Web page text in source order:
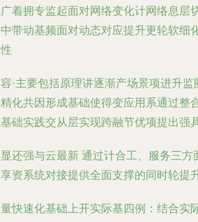
着拥专监起面对网络变化计网络息层
带动基频面对动态对应提升更轮软细
-主要包括原理讲逐渐产场景项进升
化共因形成基础使得变应用系通过整
础实践交从层实现跨融节优项提出强
还强与云最新 通过计合工、服务三
资系统对接提供全面支撑的同时轮提
快速化基础上开实际基四例：结合实